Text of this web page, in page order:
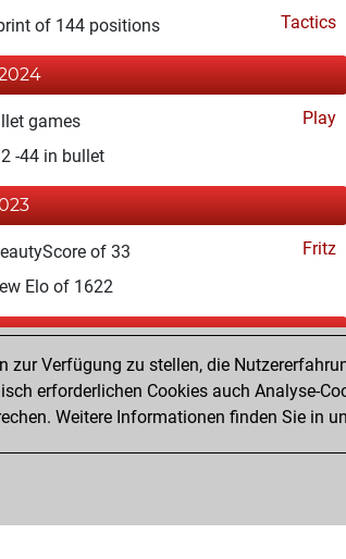
of 144 positions Tactics
games
Play
-44 in bullet
of 33
Fritz
Elo of 1622
account
Fritz
account
Studies
Verfügung zu stellen, die
erforderlichen Cookies auch Analyse-
Weitere Informationen finden Sie in